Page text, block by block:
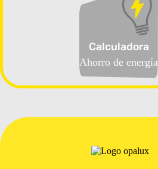
Calculadora
Ahorro de energía